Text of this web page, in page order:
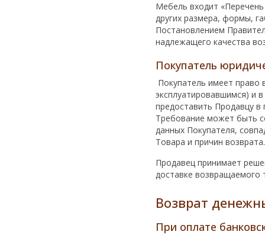
Мебель входит
других размера, формы,
Постановлением
надлежащего качества
Покупатель
Покупатель имеет
эксплуатировавшимся) и
предоставить Продавцу в
Требование может быть
данных Покупателя,
Товара и причин возврата.
Продавец принимает
доставке возвращаемого
Возврат
При оплате